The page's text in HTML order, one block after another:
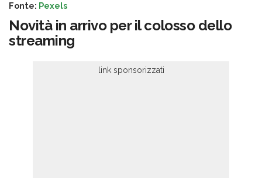
Fonte: Pexels
Novità in arrivo per il colosso dello
streaming